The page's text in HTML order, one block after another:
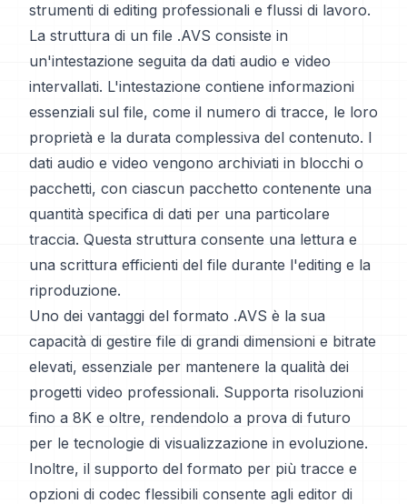
strumenti di editing professionali e flussi di lavoro.
La struttura di un file .AVS consiste in
un'intestazione seguita da dati audio e video
intervallati. L'intestazione contiene informazioni
essenziali sul file, come il numero di tracce, le loro
proprietà e la durata complessiva del contenuto. I
dati audio e video vengono archiviati in blocchi o
pacchetti, con ciascun pacchetto contenente una
quantità specifica di dati per una particolare
traccia. Questa struttura consente una lettura e
una scrittura efficienti del file durante l'editing e la
riproduzione.
Uno dei vantaggi del formato .AVS è la sua
capacità di gestire file di grandi dimensioni e bitrate
elevati, essenziale per mantenere la qualità dei
progetti video professionali. Supporta risoluzioni
fino a 8K e oltre, rendendolo a prova di futuro
per le tecnologie di visualizzazione in evoluzione.
Inoltre, il supporto del formato per più tracce e
opzioni di codec flessibili consente agli editor di